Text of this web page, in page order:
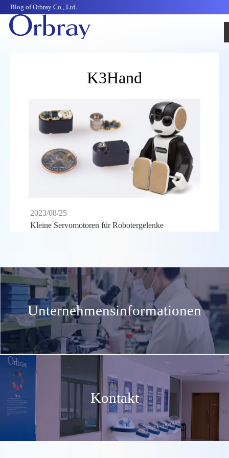
Blog ofOrbray Co., Ltd.
K3Hand
2023/08/25
Kleine Servomotoren für Robotergelenke
Unternehmensinformationen
Kontakt